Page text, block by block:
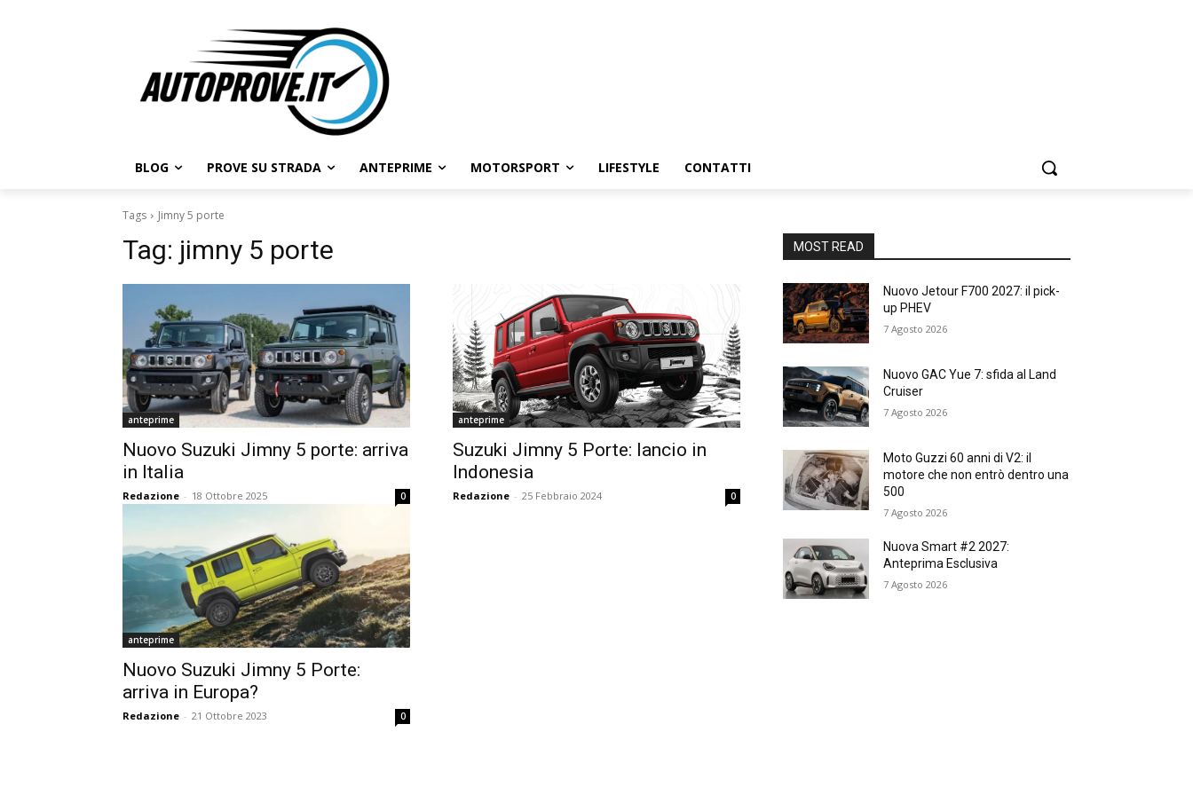
BLOG PROVE SU STRADA ANTEPRIME MOTORSPORT LIFESTYLE CONTATTI
Tags Jimny 5 porte
Tag: jimny 5 porte
anteprime
Nuovo Suzuki Jimny 5 porte: arriva
in Italia
Redazione - 18 Ottobre 2025 0
anteprime
Suzuki Jimny 5 Porte: lancio in
Indonesia
Redazione - 25 Febbraio 2024 0
anteprime
Nuovo Suzuki Jimny 5 Porte:
arriva in Europa?
Redazione - 21 Ottobre 2023 0
MOST READ
Nuovo Jetour F700 2027: il pick-
up PHEV
7 Agosto 2026
Nuovo GAC Yue 7: sfida al Land
Cruiser
7 Agosto 2026
Moto Guzzi 60 anni di V2: il
motore che non entrò dentro una
500
7 Agosto 2026
Nuova Smart #2 2027:
Anteprima Esclusiva
7 Agosto 2026